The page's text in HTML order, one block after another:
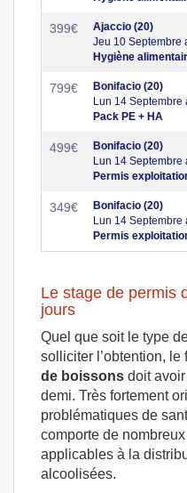
399€
Ajaccio (20)
Jeu 10 Septembre
Hygiène
799€
Bonifacio (20)
Lun 14 Septembre
Pack PE + HA
499€
Bonifacio (20)
Lun 14 Septembre
Permis
349€
Bonifacio (20)
Lun 14 Septembre
Permis
Le stage de permis
jours
Quel que soit le type
solliciter l’obtention, le
de boissons doit
demi. Très fortement
problématiques de
comporte de
applicables à la
alcoolisées.